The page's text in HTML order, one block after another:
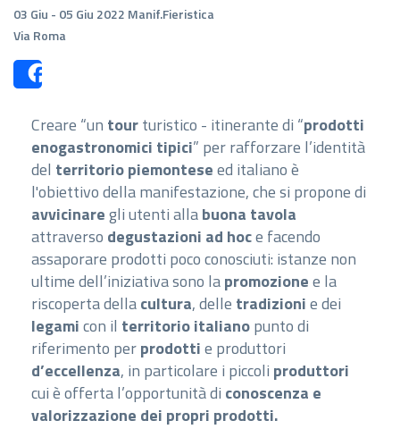
03 Giu - 05 Giu 2022 Manif.Fieristica
Via Roma
Creare “un tourturistico - itinerante di “prodotti
enogastronomici tipici” per rafforzare l’identità
del territorio piemonteseed italiano è
l'obiettivo della manifestazione, che si propone di
avvicinaregli utenti allabuona tavola
attraverso degustazioni ad hoce facendo
assaporare prodotti poco conosciuti: istanze non
ultime dell’iniziativa sono lapromozionee la
riscoperta dellacultura, delle tradizionie dei
legamicon il territorio italianopunto di
riferimento perprodottie produttori
d’eccellenza, in particolare i piccoli produttori
cui è offerta l’opportunità di conoscenza e
valorizzazione dei propri prodotti.